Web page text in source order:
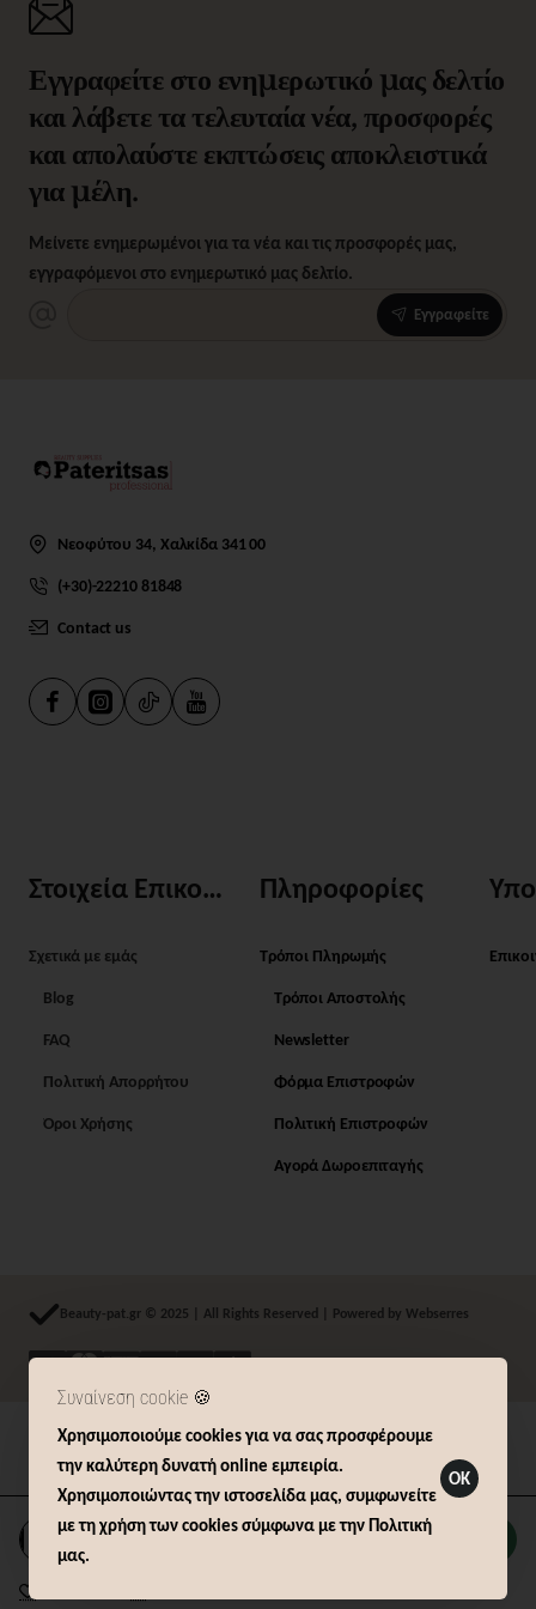
Συναίνεση cookie 🍪
Χρησιμοποιούμε cookies για να σας προσφέρουμε
την καλύτερη δυνατή online εμπειρία.
Χρησιμοποιώντας την ιστοσελίδα μας, συμφωνείτε
με τη χρήση των cookies σύμφωνα με την Πολιτική
μας.
OK
Καλάθι
Εγγραφείτε στο ενημερωτικό μας δελτίο
και λάβετε τα τελευταία νέα, προσφορές
και απολαύστε εκπτώσεις αποκλειστικά
για μέλη.
Μείνετε ενημερωμένοι για τα νέα και τις προσφορές μας,
εγγραφόμενοι στο ενημερωτικό μας δελτίο.
Εγγραφείτε
Νεοφύτου 34, Χαλκίδα 341 00
(+30)-22210 81848
Contact us
Στοιχεία Επικοινωνίας
Σχετικά με εμάς
Blog
FAQ
Πολιτική Απορρήτου
Όροι Χρήσης
Πληροφορίες
Τρόποι Πληρωμής
Τρόποι Αποστολής
Newsletter
Φόρμα Επιστροφών
Πολιτική Επιστροφών
Αγορά Δωροεπιταγής
Beauty-pat.gr © 2025 | All Rights Reserved | Powered by Webserres
Δήλωση Υπαναχώρησης (14 ημερών)